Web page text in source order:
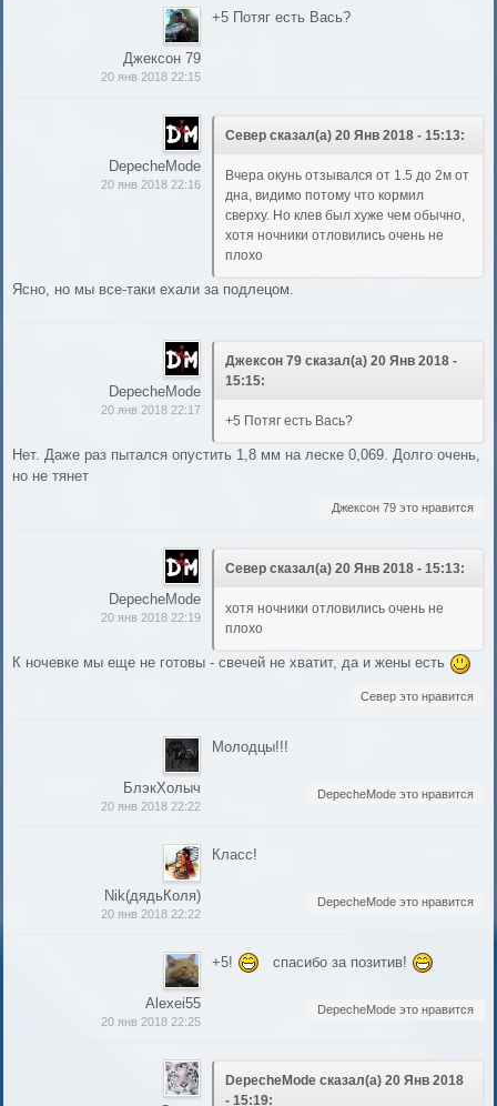
Джексон 79
20 янв 2018 22:15
+5 Потяг есть Вась?
DepecheMode
20 янв 2018 22:16
Север сказал(а) 20 Янв 2018 - 15:13:
Вчера окунь отзывался от 1.5 до 2м от
дна, видимо потому что кормил
сверху. Но клев был хуже чем обычно,
хотя ночники отловились очень не
плохо
Ясно, но мы все-таки ехали за подлецом.
DepecheMode
20 янв 2018 22:17
Джексон 79 сказал(а) 20 Янв 2018 -
15:15:
+5 Потяг есть Вась?
Нет. Даже раз пытался опустить 1,8 мм на леске 0,069. Долго очень,
но не тянет
Джексон 79 это нравится
DepecheMode
20 янв 2018 22:19
Север сказал(а) 20 Янв 2018 - 15:13:
хотя ночники отловились очень не
плохо
К ночевке мы еще не готовы - свечей не хватит, да и жены есть
Север это нравится
БлэкХолыч
20 янв 2018 22:22
Молодцы!!!
DepecheMode это нравится
Nik(дядьКоля)
20 янв 2018 22:22
Класс!
DepecheMode это нравится
Alexei55
20 янв 2018 22:25
+5! спасибо за позитив!
DepecheMode это нравится
DepecheMode сказал(а) 20 Янв 2018
- 15:19: